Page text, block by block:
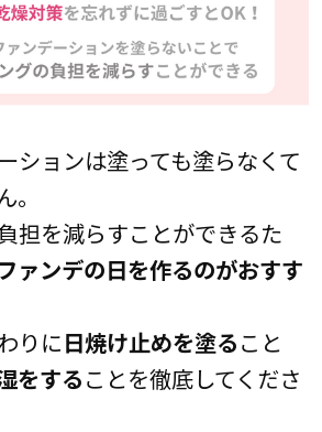
ションは塗っても塗らなくて
担を減らすことができるた
ァンデの日を作るのがおすす
りに日焼け止めを塗ること
をすることを徹底してくださ